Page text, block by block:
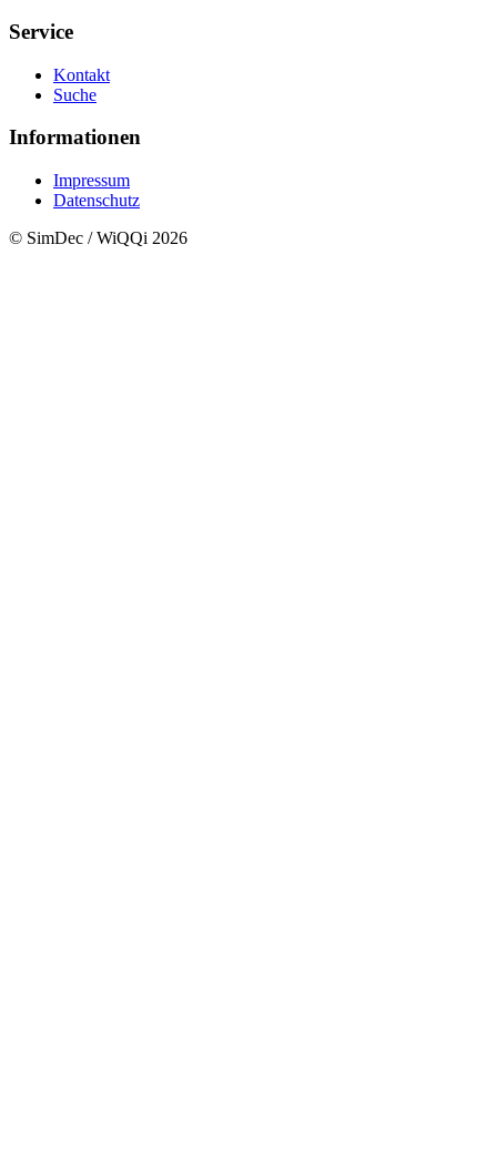
Service
Kontakt
Suche
Informationen
Impressum
Datenschutz
© SimDec / WiQQi 2026